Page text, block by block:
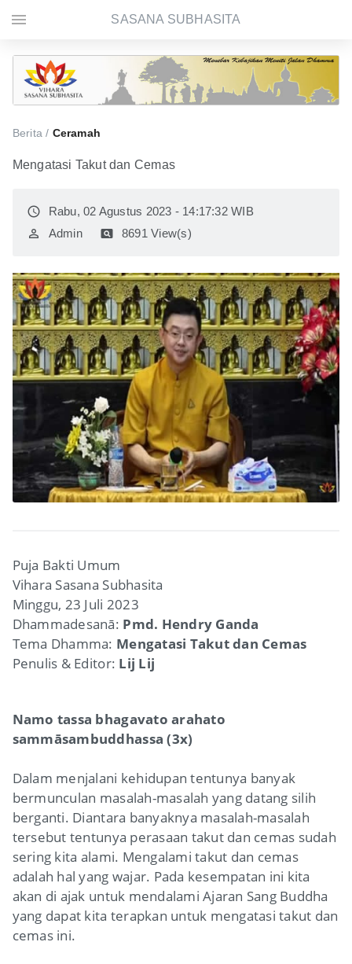
Berita / Ceramah
Mengatasi Takut dan Cemas
access_time Rabu, 02 Agustus 2023 - 14:17:32 WIB
perm_identity Admin pageview 8691 View(s)
Puja Bakti Umum
Vihara Sasana Subhasita
Minggu, 23 Juli 2023
Dhammadesanā: Pmd. Hendry Ganda
Tema Dhamma: Mengatasi Takut dan Cemas
Penulis & Editor: Lij Lij
Namo tassa bhagavato arahato
sammāsambuddhassa (3x)
Dalam menjalani kehidupan tentunya banyak
bermunculan masalah-masalah yang datang silih
berganti. Diantara banyaknya masalah-masalah
tersebut tentunya perasaan takut dan cemas sudah
sering kita alami. Mengalami takut dan cemas
adalah hal yang wajar. Pada kesempatan ini kita
akan di ajak untuk mendalami Ajaran Sang Buddha
yang dapat kita terapkan untuk mengatasi takut dan
cemas ini.
menu SASANA SUBHASITA